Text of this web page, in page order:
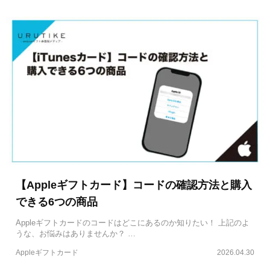
【Appleギフトカード】コードの確認方法と購入
できる6つの商品
Appleギフトカードのコードはどこにあるのか知りたい！ 上記のよ
うな、お悩みはありませんか？ …
2026.04.30
Appleギフトカード